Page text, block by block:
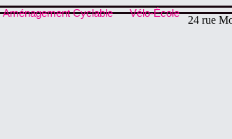
Aménagement Cyclable Vélo-École
24 rue